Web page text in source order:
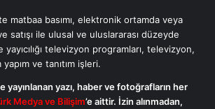
matbaa basımı, elektronik ortamda veya
satışı ile ulusal ve uluslararası düzeyde
yayıcılığı televizyon programları, televizyon,
ve tanıtım işleri.
yazı, haber ve fotoğrafların her
Medya ve Bilişim’e aittir. İzin alınmadan,